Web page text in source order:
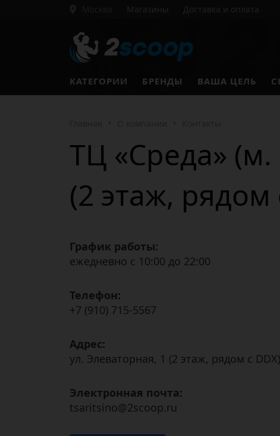
Магазины Доставка и оплата
КАТЕГОРИИ БРЕНДЫ ВАША ЦЕЛЬ
ТЦ «Среда»
(2 этаж, рядом
График работы:
ежедневно с 10:00 до 22:00
Телефон:
+7 (910) 715-5567
Адрес:
ул. Элеваторная, 1 (2 этаж, рядом с DDX)
Электронная почта:
tsaritsino@2scoop.ru